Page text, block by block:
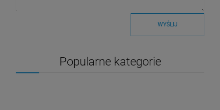
WYŚLIJ
Popularne kategorie